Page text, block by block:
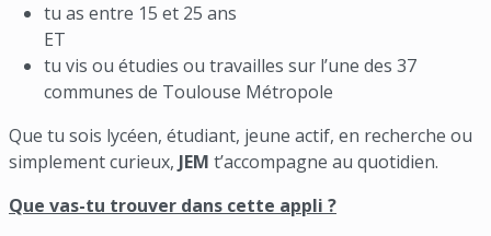
tu as entre 15 et 25 ans
ET
tu vis ou étudies ou travailles sur l’une des 37
communes de Toulouse Métropole
Que tu sois lycéen, étudiant, jeune actif, en recherche ou
simplement curieux, JEM t’accompagne au quotidien.
Que vas-tu trouver dans cette appli ?